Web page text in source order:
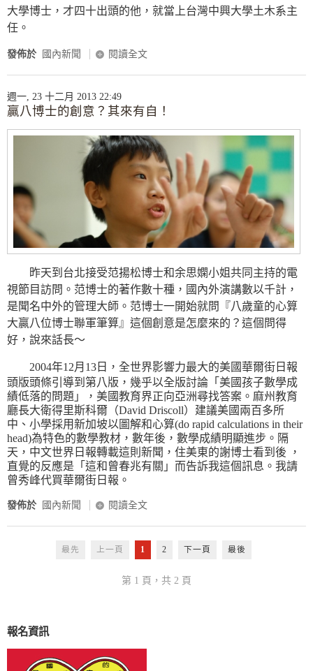
大學博士，才四十出頭的他，就當上台灣中興大學土木系主
任。
發佈於 國內新聞 閱讀全文
週一, 23 十二月 2013 22:49
贏八博士的創意？其來有自！
昨天到台北接受范揚松博士和余思嫻小姐共同主持的電
視節目訪問。范博士的著作數十種，國內外演講數以千計，
是聞名中外的管理大師。范博士一開始就問『八歲童的心算
大贏八位博士聯軍筆算』這個創意是怎麼來的？這個問得
好，說來話長～
2004年12月13日，全世界影響力最大的美國華爾街日報
頭版頭條引導到第八版，幾乎以全版討論「美國孩子數學成
績低落的問題」，美國教育界正向亞洲尋找答案。麻州教育
廳長大衛得里斯科爾（David Driscoll）建議美國兩百多所
中、小學採用新加坡以圖解和心算(do rapid calculations in their
head)為特色的數學教材，數年後，數學成績明顯進步。隔
天，中文世界日報轉載這則新聞，住美東的謝博士看到後 ，
直覺的反應是「這和曾春兆有關」而告訴我這個訊息。我請
曾秀峰代買華爾街日報。
發佈於 國內新聞 閱讀全文
最先 上一頁 1 2 下一頁 最後
第 1 頁，共 2 頁
報名資訊